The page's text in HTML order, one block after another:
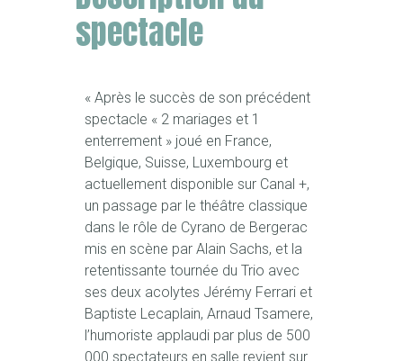
spectacle
« Après le succès de son précédent
spectacle « 2 mariages et 1
enterrement » joué en France,
Belgique, Suisse, Luxembourg et
actuellement disponible sur Canal +,
un passage par le théâtre classique
dans le rôle de Cyrano de Bergerac
mis en scène par Alain Sachs, et la
retentissante tournée du Trio avec
ses deux acolytes Jérémy Ferrari et
Baptiste Lecaplain, Arnaud Tsamere,
l’humoriste applaudi par plus de 500
000 spectateurs en salle revient sur